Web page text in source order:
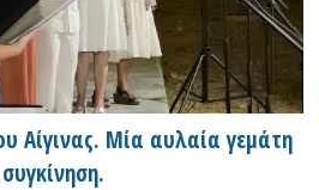
Αίγινας. Μία αυλαία γεμάτη